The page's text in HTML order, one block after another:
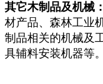
其它木制品及机械：
材产品、森林工业
制品相关的机械及
具辅料安装机器等。